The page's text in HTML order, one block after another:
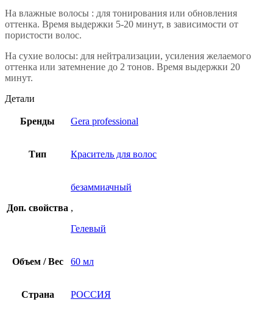
На влажные волосы : для тонирования или обновления
оттенка. Время выдержки 5-20 минут, в зависимости от
пористости волос.
На сухие волосы: для нейтрализации, усиления желаемого
оттенка или затемнение до 2 тонов. Время выдержки 20
минут.
Детали
Бренды Gera professional
Тип Краситель для волос
Доп. свойства
безаммиачный
,
Гелевый
Объем / Вес 60 мл
Страна РОССИЯ